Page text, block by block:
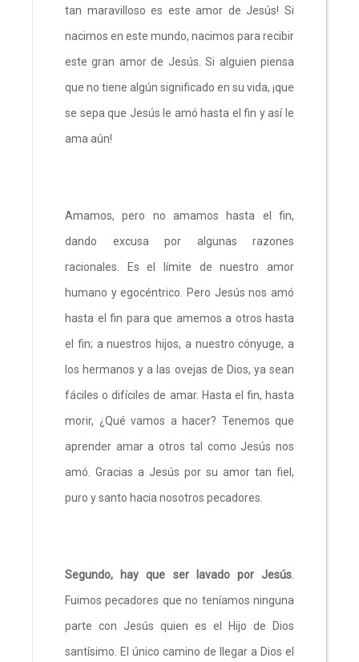
tan maravilloso es este amor de Jesús! Si
nacimos en este mundo, nacimos para recibir
este gran amor de Jesús. Si alguien piensa
que no tiene algún significado en su vida, ¡que
se sepa que Jesús le amó hasta el fin y así le
ama aún!
Amamos, pero no amamos hasta el fin,
dando excusa por algunas razones
racionales. Es el límite de nuestro amor
humano y egocéntrico. Pero Jesús nos amó
hasta el fin para que amemos a otros hasta
el fin; a nuestros hijos, a nuestro cónyuge, a
los hermanos y a las ovejas de Dios, ya sean
fáciles o difíciles de amar. Hasta el fin, hasta
morir, ¿Qué vamos a hacer? Tenemos que
aprender amar a otros tal como Jesús nos
amó. Gracias a Jesús por su amor tan fiel,
puro y santo hacia nosotros pecadores.
Segundo, hay que ser lavado por Jesús
Fuimos pecadores que no teníamos ninguna
parte con Jesús quien es el Hijo de Dios
santísimo. El único camino de llegar a Dios el